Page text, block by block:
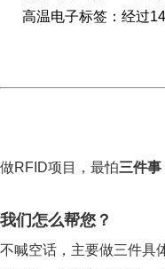
高温电子标签：经过
做RFID项目，最怕三件事
我们怎么帮您？
不喊空话，主要做三件具